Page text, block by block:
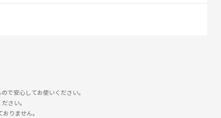
で安心してお使いください。
さい。
りません。